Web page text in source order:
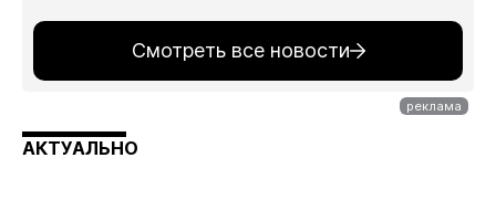
Смотреть все новости
АКТУАЛЬНО